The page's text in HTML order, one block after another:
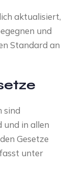
aktualisiert,
und
Standard an
sind
und in allen
Gesetze
unter